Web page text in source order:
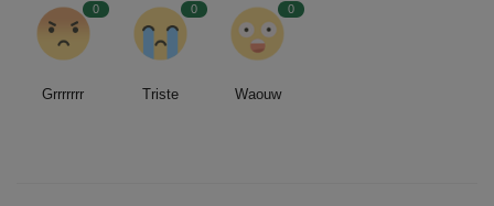
0
Grrrrrrr
0
Triste
0
Waouw